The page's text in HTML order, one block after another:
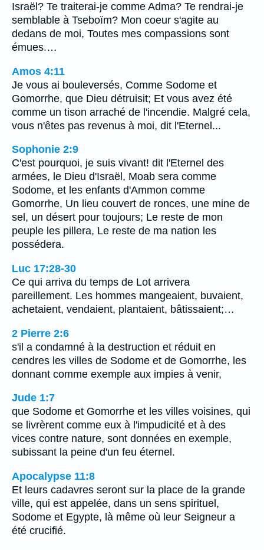
Israël? Te traiterai-je comme Adma? Te rendrai-je
semblable à Tseboïm? Mon coeur s'agite au
dedans de moi, Toutes mes compassions sont
émues.…
Amos 4:11
Je vous ai bouleversés, Comme Sodome et
Gomorrhe, que Dieu détruisit; Et vous avez été
comme un tison arraché de l'incendie. Malgré cela,
vous n'êtes pas revenus à moi, dit l'Eternel...
Sophonie 2:9
C'est pourquoi, je suis vivant! dit l'Eternel des
armées, le Dieu d'Israël, Moab sera comme
Sodome, et les enfants d'Ammon comme
Gomorrhe, Un lieu couvert de ronces, une mine de
sel, un désert pour toujours; Le reste de mon
peuple les pillera, Le reste de ma nation les
possédera.
Luc 17:28-30
Ce qui arriva du temps de Lot arrivera
pareillement. Les hommes mangeaient, buvaient,
achetaient, vendaient, plantaient, bâtissaient;…
2 Pierre 2:6
s'il a condamné à la destruction et réduit en
cendres les villes de Sodome et de Gomorrhe, les
donnant comme exemple aux impies à venir,
Jude 1:7
que Sodome et Gomorrhe et les villes voisines, qui
se livrèrent comme eux à l'impudicité et à des
vices contre nature, sont données en exemple,
subissant la peine d'un feu éternel.
Apocalypse 11:8
Et leurs cadavres seront sur la place de la grande
ville, qui est appelée, dans un sens spirituel,
Sodome et Egypte, là même où leur Seigneur a
été crucifié.